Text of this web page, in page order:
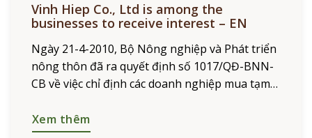
Vinh Hiep Co., Ltd is among the
businesses to receive interest – EN
Ngày 21-4-2010, Bộ Nông nghiệp và Phát triển
nông thôn đã ra quyết định số 1017/QĐ-BNN-
CB về việc chỉ định các doanh nghiệp mua tạm
dung
Xem thêm